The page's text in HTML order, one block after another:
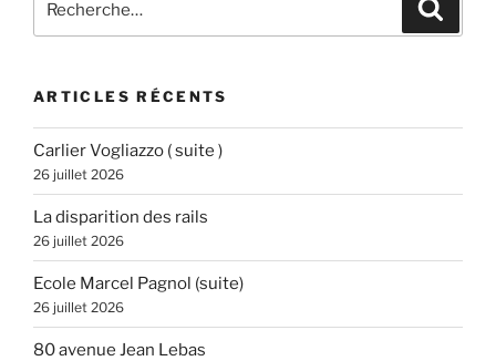
pour
ARTICLES RÉCENTS
Carlier Vogliazzo ( suite )
26 juillet 2026
La disparition des rails
26 juillet 2026
Ecole Marcel Pagnol (suite)
26 juillet 2026
80 avenue Jean Lebas